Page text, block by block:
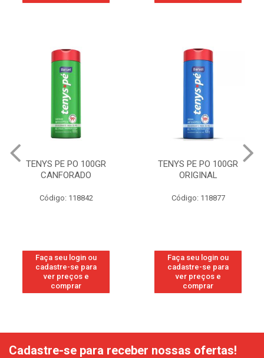
TENYS PE PO 100GR
CANFORADO
Código: 118842
Faça seu login ou
cadastre-se para
ver preços e
comprar
TENYS PE PO 100GR
ORIGINAL
Código: 118877
Faça seu login ou
cadastre-se para
ver preços e
comprar
Cadastre-se para receber nossas ofertas!